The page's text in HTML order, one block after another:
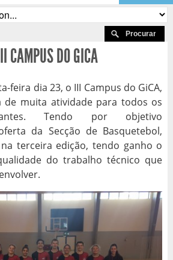
CAMPUS DO GICA
feira dia 23, o III Campus do GiCA,
de muita atividade para todos os
Tendo por objetivo
da Secção de Basquetebol,
terceira edição, tendo ganho o
do trabalho técnico que